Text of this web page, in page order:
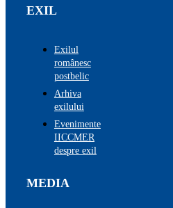
EXIL
Exilul
românesc
postbelic
Arhiva
exilului
Evenimente
IICCMER
despre exil
MEDIA